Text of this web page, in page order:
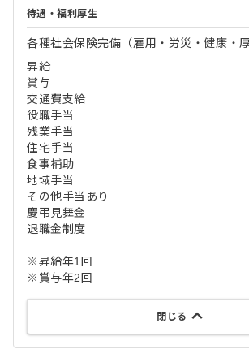
待遇・福利厚生
各種社会保険完備（雇用・労災・健康・厚
昇給
賞与
交通費支給
役職手当
残業手当
住宅手当
食事補助
地域手当
その他手当あり
慶弔見舞金
退職金制度
※昇給年1回
※賞与年2回
閉じる